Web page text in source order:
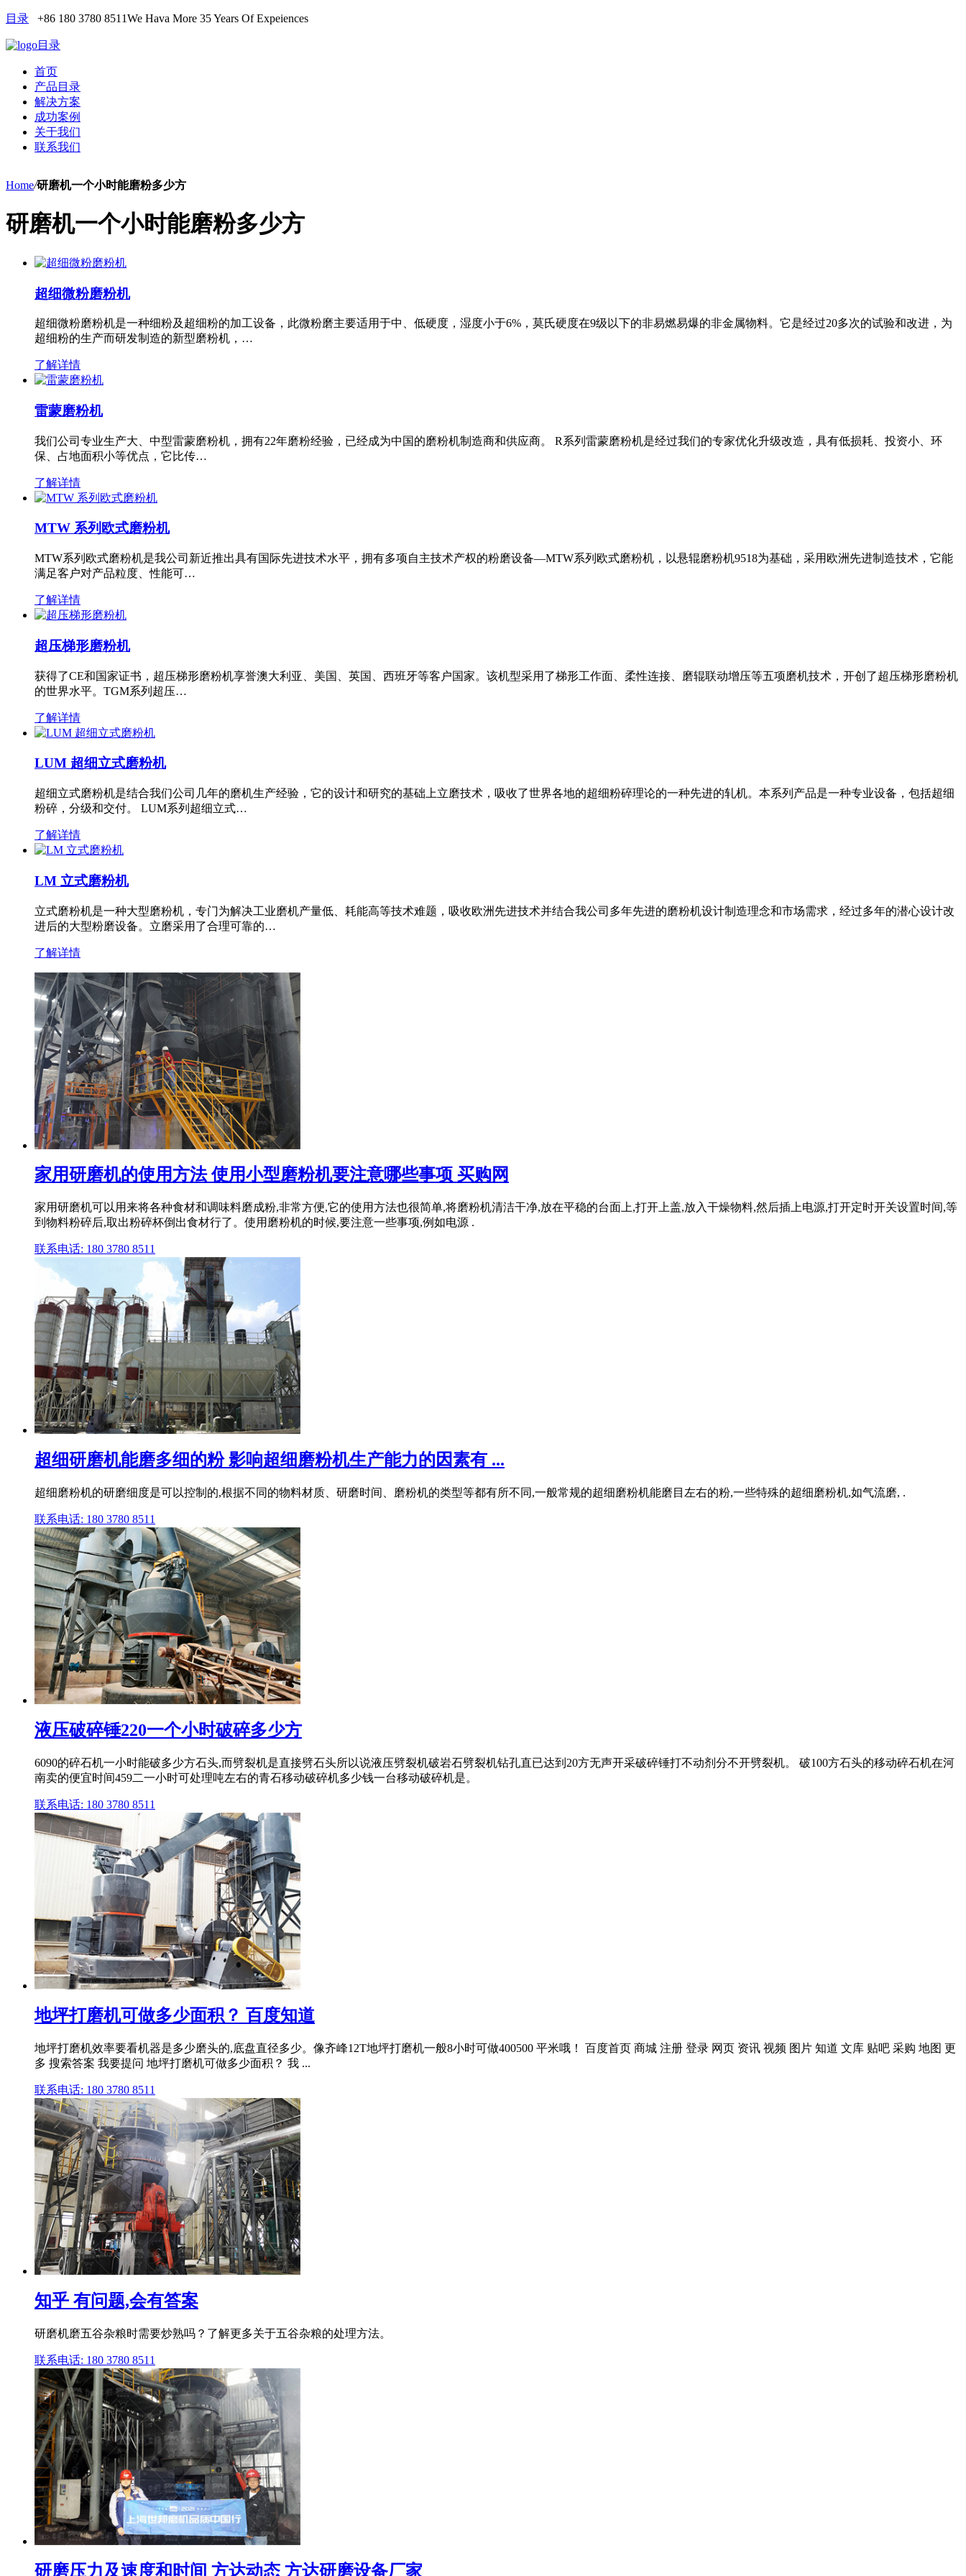
目录 +86 180 3780 8511We Hava More 35 Years Of Expeiences
目录
首页
产品目录
解决方案
成功案例
关于我们
联系我们
Home/研磨机一个小时能磨粉多少方
研磨机一个小时能磨粉多少方
超细微粉磨粉机
超细微粉磨粉机是一种细粉及超细粉的加工设备，此微粉磨主要适用于中、低硬度，湿度小于6%，莫氏硬度在9级以下的非易燃易爆的非金属物料。它是经过20多次的试验和改进，为
超细粉的生产而研发制造的新型磨粉机，…
了解详情
雷蒙磨粉机
我们公司专业生产大、中型雷蒙磨粉机，拥有22年磨粉经验，已经成为中国的磨粉机制造商和供应商。 R系列雷蒙磨粉机是经过我们的专家优化升级改造，具有低损耗、投资小、环
保、占地面积小等优点，它比传…
了解详情
MTW 系列欧式磨粉机
MTW系列欧式磨粉机是我公司新近推出具有国际先进技术水平，拥有多项自主技术产权的粉磨设备—MTW系列欧式磨粉机，以悬辊磨粉机9518为基础，采用欧洲先进制造技术，它能
满足客户对产品粒度、性能可…
了解详情
超压梯形磨粉机
获得了CE和国家证书，超压梯形磨粉机享誉澳大利亚、美国、英国、西班牙等客户国家。该机型采用了梯形工作面、柔性连接、磨辊联动增压等五项磨机技术，开创了超压梯形磨粉机
的世界水平。TGM系列超压…
了解详情
LUM 超细立式磨粉机
超细立式磨粉机是结合我们公司几年的磨机生产经验，它的设计和研究的基础上立磨技术，吸收了世界各地的超细粉碎理论的一种先进的轧机。本系列产品是一种专业设备，包括超细
粉碎，分级和交付。 LUM系列超细立式…
了解详情
LM 立式磨粉机
立式磨粉机是一种大型磨粉机，专门为解决工业磨机产量低、耗能高等技术难题，吸收欧洲先进技术并结合我公司多年先进的磨粉机设计制造理念和市场需求，经过多年的潜心设计改
进后的大型粉磨设备。立磨采用了合理可靠的…
了解详情
家用研磨机的使用方法 使用小型磨粉机要注意哪些事项 买购网
家用研磨机可以用来将各种食材和调味料磨成粉,非常方便,它的使用方法也很简单,将磨粉机清洁干净,放在平稳的台面上,打开上盖,放入干燥物料,然后插上电源,打开定时开关设置时间,等
到物料粉碎后,取出粉碎杯倒出食材行了。使用磨粉机的时候,要注意一些事项,例如电源 .
联系电话: 180 3780 8511
超细研磨机能磨多细的粉 影响超细磨粉机生产能力的因素有 ...
超细磨粉机的研磨细度是可以控制的,根据不同的物料材质、研磨时间、磨粉机的类型等都有所不同,一般常规的超细磨粉机能磨目左右的粉,一些特殊的超细磨粉机,如气流磨, .
联系电话: 180 3780 8511
液压破碎锤220一个小时破碎多少方
6090的碎石机一小时能破多少方石头,而劈裂机是直接劈石头所以说液压劈裂机破岩石劈裂机钻孔直已达到20方无声开采破碎锤打不动剂分不开劈裂机。 破100方石头的移动碎石机在河
南卖的便宜时间459二一小时可处理吨左右的青石移动破碎机多少钱一台移动破碎机是。
联系电话: 180 3780 8511
地坪打磨机可做多少面积？ 百度知道
地坪打磨机效率要看机器是多少磨头的,底盘直径多少。像齐峰12T地坪打磨机一般8小时可做400500 平米哦！ 百度首页 商城 注册 登录 网页 资讯 视频 图片 知道 文库 贴吧 采购 地图 更
多 搜索答案 我要提问 地坪打磨机可做多少面积？ 我 ...
联系电话: 180 3780 8511
知乎 有问题,会有答案
研磨机磨五谷杂粮时需要炒熟吗？了解更多关于五谷杂粮的处理方法。
联系电话: 180 3780 8511
研磨压力及速度和时间 方达动态 方达研磨设备厂家